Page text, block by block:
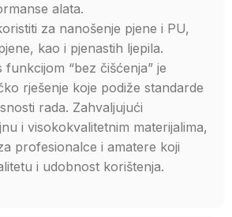
alata.
za nanošenje pjene i PU,
kao i pjenastih ljepila.
funkcijom “bez čišćenja” je
rješenje koje podiže standarde
rada. Zahvaljujući
i visokokvalitetnim materijalima,
profesionalce i amatere koji
i udobnost korištenja.